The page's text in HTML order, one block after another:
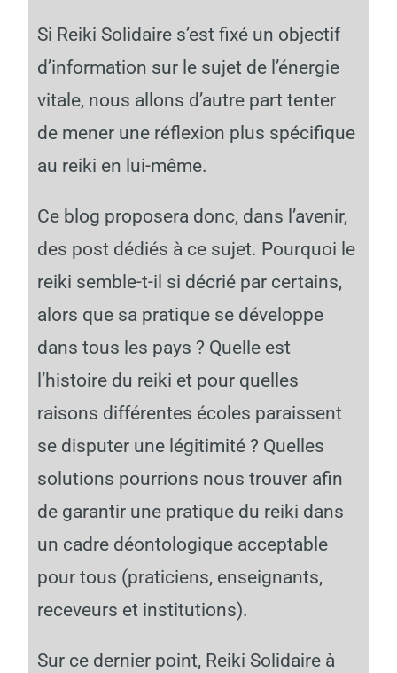
Si Reiki Solidaire s’est fixé un objectif
d’information sur le sujet de l’énergie
vitale, nous allons d’autre part tenter
de mener une réflexion plus spécifique
au reiki en lui-même.
Ce blog proposera donc, dans l’avenir,
des post dédiés à ce sujet. Pourquoi le
reiki semble-t-il si décrié par certains,
alors que sa pratique se développe
dans tous les pays ? Quelle est
l’histoire du reiki et pour quelles
raisons différentes écoles paraissent
se disputer une légitimité ? Quelles
solutions pourrions nous trouver afin
de garantir une pratique du reiki dans
un cadre déontologique acceptable
pour tous (praticiens, enseignants,
receveurs et institutions).
Sur ce dernier point, Reiki Solidaire à